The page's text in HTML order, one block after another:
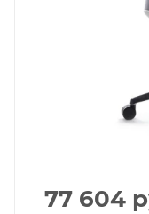
77 604